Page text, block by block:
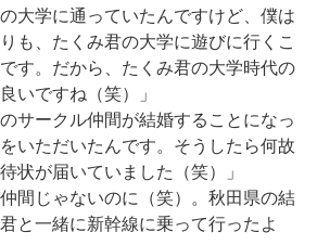
大学に通っていたんですけど、僕は
も、たくみ君の大学に遊びに行くこ
す。だから、たくみ君の大学時代の
いですね（笑）」
サークル仲間が結婚することになっ
いただいたんです。そうしたら何故
状が届いていました（笑）」
間じゃないのに（笑）。秋田県の結
と一緒に新幹線に乗って行ったよ